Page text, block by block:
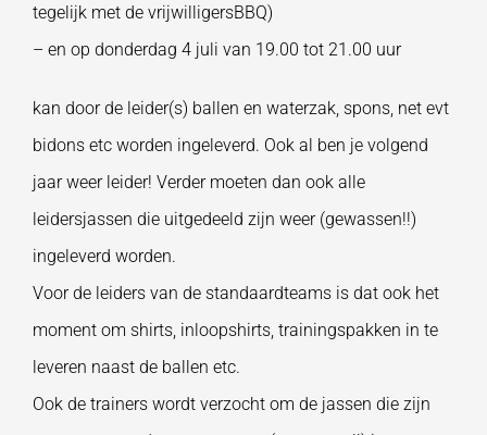
tegelijk met de vrijwilligersBBQ)
– en op donderdag 4 juli van 19.00 tot 21.00 uur
kan door de leider(s) ballen en waterzak, spons, net evt
bidons etc worden ingeleverd. Ook al ben je volgend
jaar weer leider! Verder moeten dan ook alle
leidersjassen die uitgedeeld zijn weer (gewassen!!)
ingeleverd worden.
Voor de leiders van de standaardteams is dat ook het
moment om shirts, inloopshirts, trainingspakken in te
leveren naast de ballen etc.
Ook de trainers wordt verzocht om de jassen die zijn